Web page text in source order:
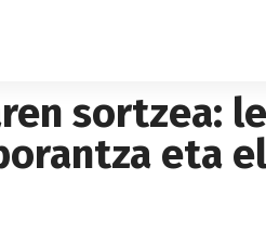
sortzea:
eta